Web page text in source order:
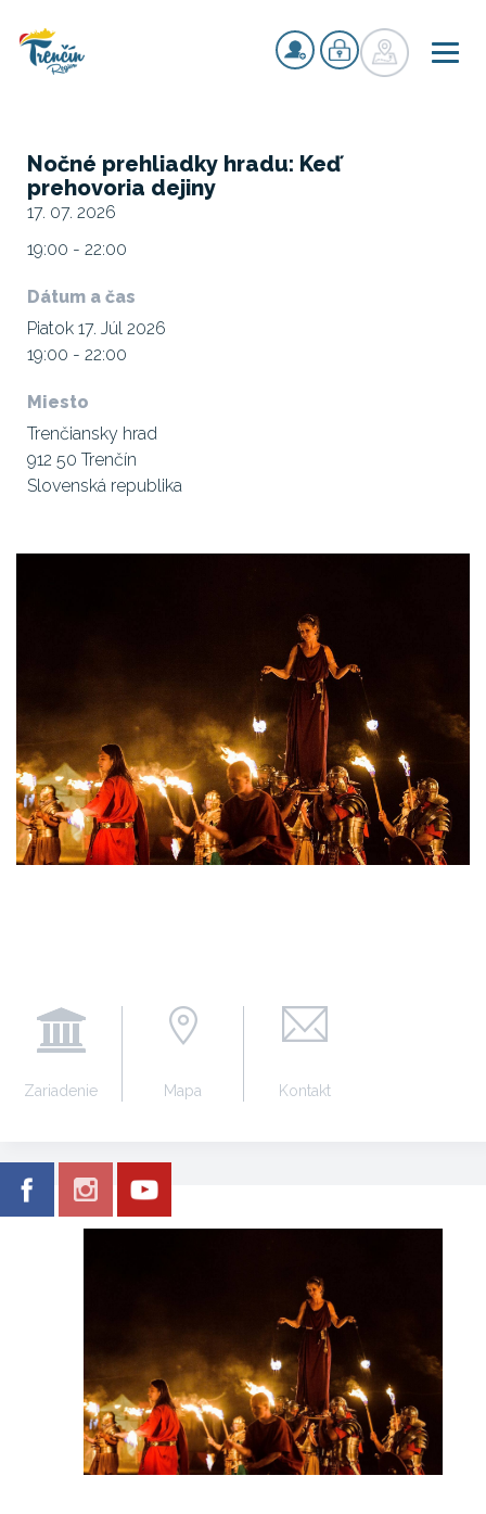
Nočné prehliadky hradu: Keď
prehovoria dejiny
17. 07. 2026
19:00 - 22:00
Dátum a čas
Piatok 17. Júl 2026
19:00 - 22:00
Miesto
Trenčiansky hrad
912 50 Trenčín
Slovenská republika
Zariadenie Mapa Kontakt